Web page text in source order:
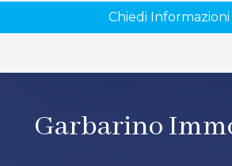
Chiedi Informazioni
Garbarino